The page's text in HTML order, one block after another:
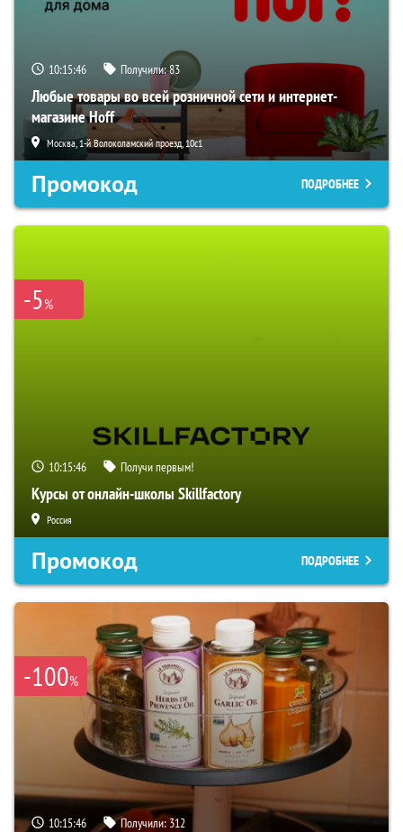
10:15:45 Получили:83
Любые товары во всей розничной сети и интернет-
магазине Hoff
Москва, 1-й Волоколамский проезд, 10с1
Промокод ПОДРОБНЕЕ
-5%
10:15:45 Получи первым!
Курсы от онлайн-школы Skillfactory
Россия
Промокод ПОДРОБНЕЕ
-100%
10:15:45 Получили: 312